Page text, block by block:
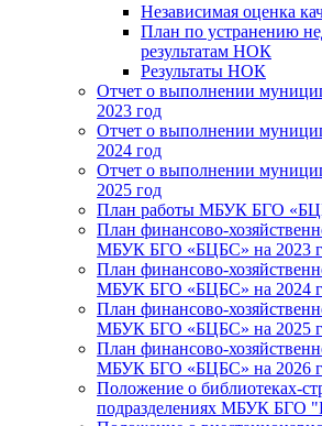
Независимая оценка
План по устранению
результатам НОК
Результаты НОК
Отчет о выполнении
2023 год
Отчет о выполнении
2024 год
Отчет о выполнении
2025 год
План работы МБУК БГО
План финансово-
МБУК БГО «БЦБС» на 2023
План финансово-
МБУК БГО «БЦБС» на 2024
План финансово-
МБУК БГО «БЦБС» на 2025
План финансово-
МБУК БГО «БЦБС» на 2026
Положение о библиотеках-
подразделениях МБУК БГО